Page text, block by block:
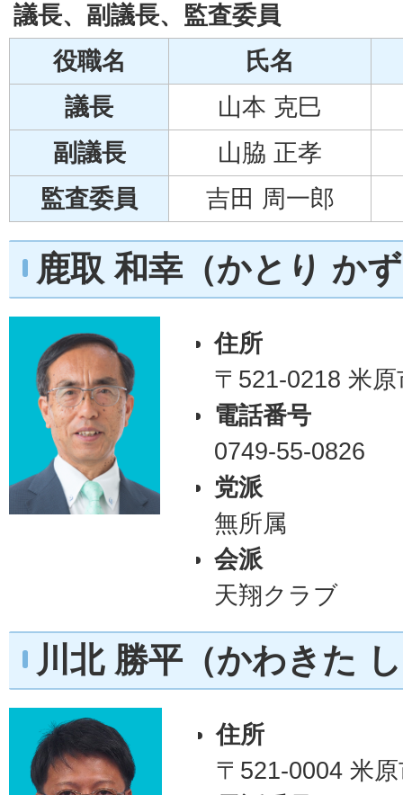
議長、副議長、監査委員
役職名
氏名
議長
山本 克巳
副議長
山脇 正孝
監査委員
吉田 周一郎
鹿取 和幸（かとり か
住所
〒521-0218 米
電話番号
0749-55-0826
党派
無所属
会派
天翔クラブ
川北 勝平（かわきた
住所
〒521-0004 米